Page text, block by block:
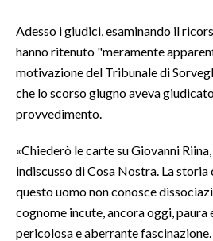
SARDI NEL MONDO
NOTIZIE
EVENTI
3 MINUTI CON
INSULARITÀ
Adesso i giudici, esaminando il
hanno ritenuto "meramente
motivazione del Tribunale di
che lo scorso giugno aveva
provvedimento.
«Chiederò le carte su Giovanni
indiscusso di Cosa Nostra. La storia
questo uomo non conosce
cognome incute, ancora oggi, paura
pericolosa e aberrante fascinazione.